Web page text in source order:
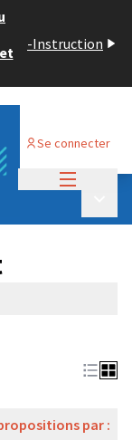
-Instruction
Se connecter
par :